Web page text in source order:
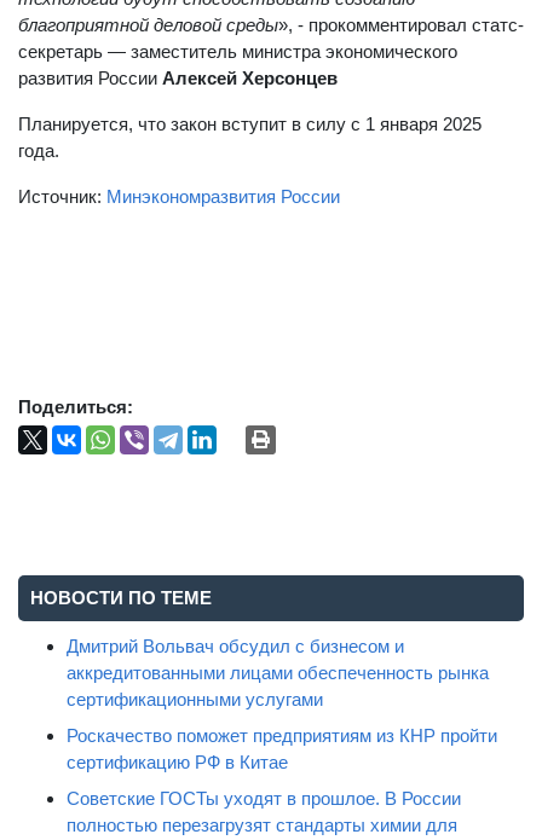
благоприятной деловой среды», - прокомментировал статс-
секретарь — заместитель министра экономического
развития России Алексей Херсонцев
Планируется, что закон вступит в силу с 1 января 2025
года.
Источник: Минэкономразвития России
Поделиться:
НОВОСТИ ПО ТЕМЕ
Дмитрий Вольвач обсудил с бизнесом и
аккредитованными лицами обеспеченность рынка
сертификационными услугами
Роскачество поможет предприятиям из КНР пройти
сертификацию РФ в Китае
Советские ГОСТы уходят в прошлое. В России
полностью перезагрузят стандарты химии для